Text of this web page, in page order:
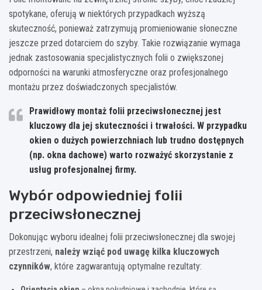
spotykane, oferują w niektórych przypadkach wyższą
skuteczność, ponieważ zatrzymują promieniowanie słoneczne
jeszcze przed dotarciem do szyby. Takie rozwiązanie wymaga
jednak zastosowania specjalistycznych folii o zwiększonej
odporności na warunki atmosferyczne oraz profesjonalnego
montażu przez doświadczonych specjalistów.
Prawidłowy montaż folii przeciwsłonecznej jest
kluczowy dla jej skuteczności i trwałości. W przypadku
okien o dużych powierzchniach lub trudno dostępnych
(np. okna dachowe) warto rozważyć skorzystanie z
usług profesjonalnej firmy.
Wybór odpowiedniej folii
przeciwsłonecznej
Dokonując wyboru idealnej folii przeciwsłonecznej dla swojej
przestrzeni, należy wziąć pod uwagę kilka kluczowych
czynników, które zagwarantują optymalne rezultaty: